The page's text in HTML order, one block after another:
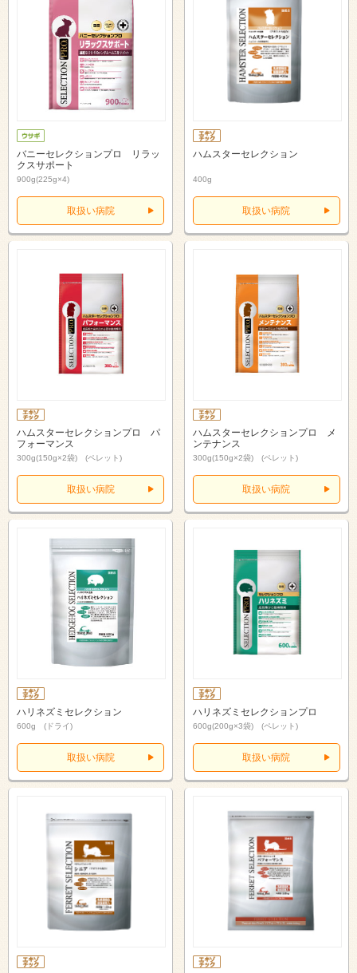
バニーセレクションプロ リラッ
クスサポート
900g(225g×4)
取扱い病院
ハムスターセレクション
400g
取扱い病院
ハムスターセレクションプロ パ
フォーマンス
300g(150g×2袋) (ペレット)
取扱い病院
ハムスターセレクションプロ メ
ンテナンス
300g(150g×2袋) (ペレット)
取扱い病院
ハリネズミセレクション
600g (ドライ)
取扱い病院
ハリネズミセレクションプロ
600g(200g×3袋) (ペレット)
取扱い病院